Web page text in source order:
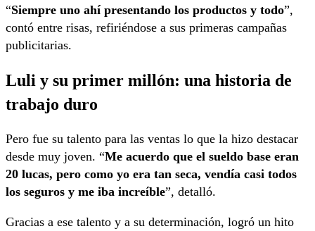
“Siempre uno ahí presentando los productos y todo”,
contó entre risas, refiriéndose a sus primeras campañas
publicitarias.
Luli y su primer millón: una historia de
trabajo duro
Pero fue su talento para las ventas lo que la hizo destacar
desde muy joven. “Me acuerdo que el sueldo base eran
20 lucas, pero como yo era tan seca, vendía casi todos
los seguros y me iba increíble”, detalló.
Gracias a ese talento y a su determinación, logró un hito